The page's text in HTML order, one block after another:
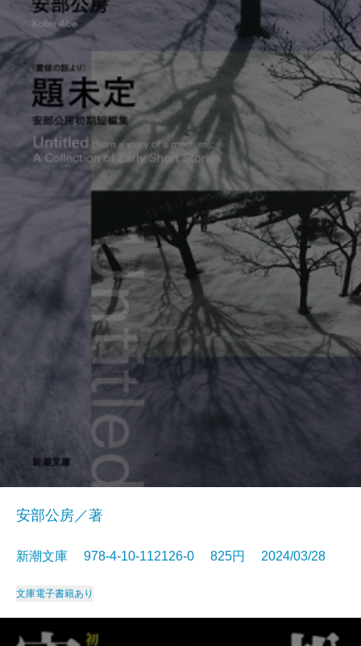
安部公房／著
新潮文庫 978-4-10-112126-0 825円 2024/03/28
文庫電子書籍あり